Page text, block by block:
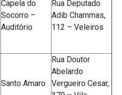
Capela do
Socorro –
Auditório
Rua Deputado
Adib Chammas,
112 – Veleiros
Santo Amaro
Rua Doutor
Abelardo
Vergueiro Cesar,